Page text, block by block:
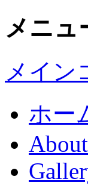
メニュ
メイン
ホー
About